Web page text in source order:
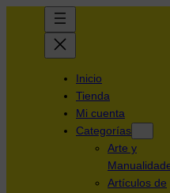
Inicio
Tienda
Mi cuenta
Categorías
Arte y
Artículos de